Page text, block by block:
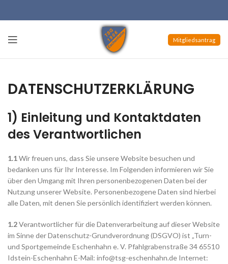
Mitgliedsantrag
DATENSCHUTZERKLÄRUNG
1) Einleitung und Kontaktdaten
des Verantwortlichen
1.1Wir freuen uns, dass Sie unsere Website besuchen und
bedanken uns für Ihr Interesse. Im Folgenden informieren wir Sie
über den Umgang mit Ihren personenbezogenen Daten bei der
Nutzung unserer Website. Personenbezogene Daten sind hierbei
alle Daten, mit denen Sie persönlich identifiziert werden können.
1.2Verantwortlicher für die Datenverarbeitung auf dieser Website
im Sinne der Datenschutz-Grundverordnung (DSGVO) ist „Turn-
und Sportgemeinde Eschenhahn e. V. Pfahlgrabenstraße 34 65510
Idstein-Eschenhahn E-Mail: info@tsg-eschenhahn.de Internet: